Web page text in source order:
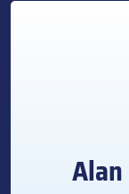
Alan